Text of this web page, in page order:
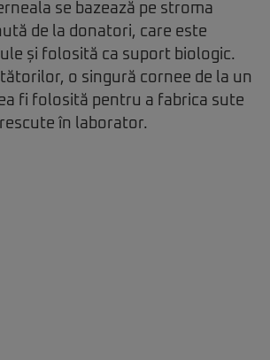
se bazează pe stroma
de la donatori, care este
și folosită ca suport biologic.
o singură cornee de la un
fi folosită pentru a fabrica sute
în laborator.